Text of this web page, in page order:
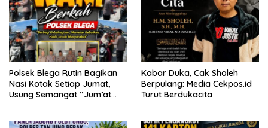
Polsek Blega Rutin Bagikan
Nasi Kotak Setiap Jumat,
Usung Semangat “Jum’at
Kabar Duka, Cak Sholeh
Berpulang: Media Cekpos.id
Turut Berdukacita